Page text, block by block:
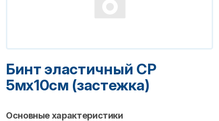
Бинт эластичный СР
5мх10см (застежка)
Основные характеристики